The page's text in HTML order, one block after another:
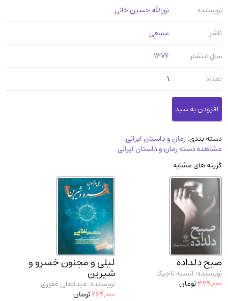
طراحی هنر و نقاشی و مجسمه سازی
جغرافیا(9)
استخدامی و کاریابی دولتی و خصوصی.سوالـات
آموزشی و کنکوری
مدرسان شریف و انتشارت ارشد کتاب‌های..
دانشگاه پیامـ نور(10)
نویسنده
نورالله حسین خانی
ناشر
مسعی
سال انتشار
1376
تعداد
1
دسته بندی:رمان و داستان ایرانی
مشاهده دسته رمان و داستان ایرانی
گزینه های مشابه
صبح دلداده
نویسنده: انسیه تاجیک
324,000تومان
لیلی و مجنون خسرو و
شیرین
نویسنده: عبدالعلی غفوری
264,000تومان